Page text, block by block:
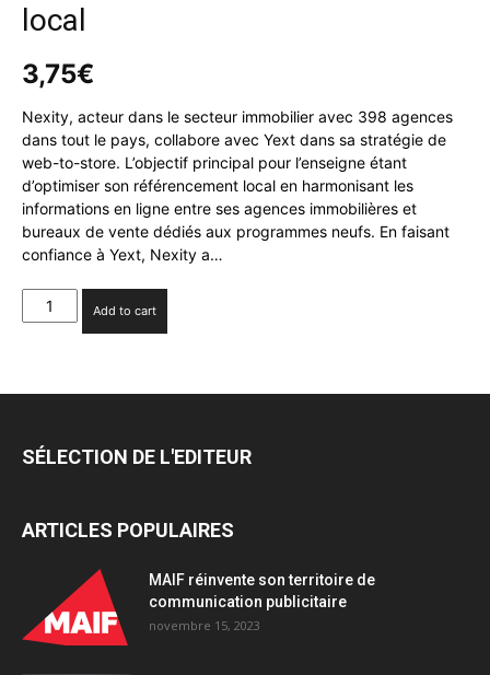
local
3,75€
Nexity, acteur dans le secteur immobilier avec 398 agences
dans tout le pays, collabore avec Yext dans sa stratégie de
web-to-store. L’objectif principal pour l’enseigne étant
d’optimiser son référencement local en harmonisant les
informations en ligne entre ses agences immobilières et
bureaux de vente dédiés aux programmes neufs. En faisant
confiance à Yext, Nexity a…
Nexity
fait
Yext
son
quantity
Add to cart
SÉLECTION DE L'EDITEUR
ARTICLES POPULAIRES
MAIF réinvente son territoire de
communication publicitaire
novembre 15, 2023